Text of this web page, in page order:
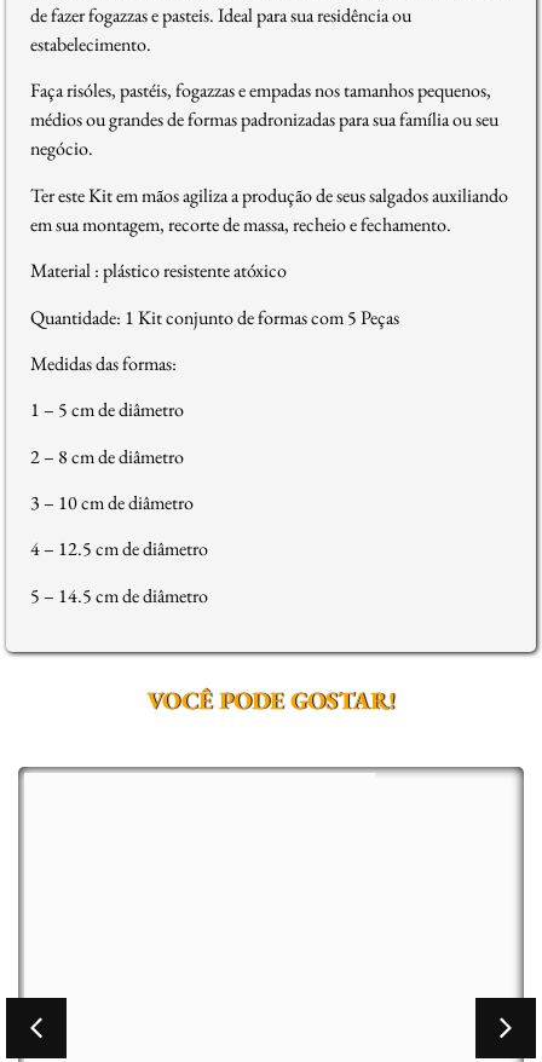
de fazer fogazzas e pasteis. Ideal para sua residência ou
estabelecimento.
Faça risóles, pastéis, fogazzas e empadas nos tamanhos pequenos,
médios ou grandes de formas padronizadas para sua família ou seu
negócio.
Ter este Kit em mãos agiliza a produção de seus salgados auxiliando
em sua montagem, recorte de massa, recheio e fechamento.
Material : plástico resistente atóxico
Quantidade: 1 Kit conjunto de formas com 5 Peças
Medidas das formas:
1 – 5 cm de diâmetro
2 – 8 cm de diâmetro
3 – 10 cm de diâmetro
4 – 12.5 cm de diâmetro
5 – 14.5 cm de diâmetro
VOCÊ PODE GOSTAR!